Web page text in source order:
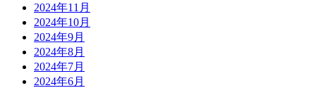
2024年11月
2024年10月
2024年9月
2024年8月
2024年7月
2024年6月